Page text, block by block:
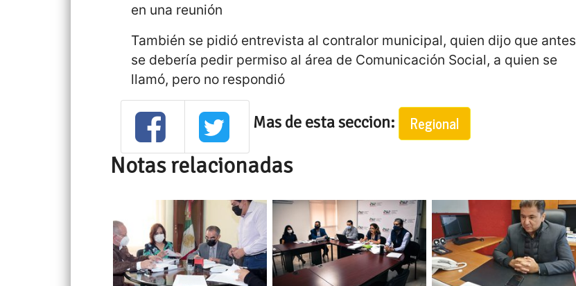
en una reunión
También se pidió entrevista al contralor municipal, quien dijo que antes
se debería pedir permiso al área de Comunicación Social, a quien se
llamó, pero no respondió
Mas de esta seccion: Regional
Notas relacionadas